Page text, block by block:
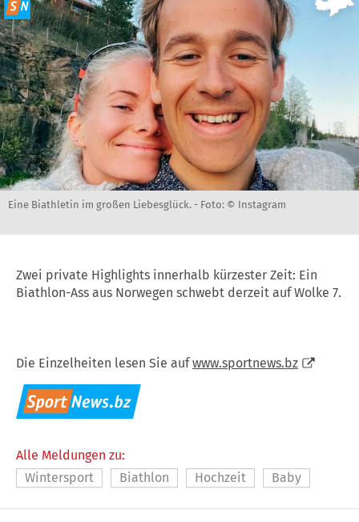
Eine Biathletin im großen Liebesglück. - Foto: © Instagram
Zwei private Highlights innerhalb kürzester Zeit: Ein
Biathlon-Ass aus Norwegen schwebt derzeit auf Wolke 7.
Die Einzelheiten lesen Sie aufwww.sportnews.bz
Alle Meldungen zu:
Wintersport
Biathlon Hochzeit Baby